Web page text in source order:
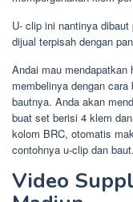
U- clip ini nantinya
dijual terpisah dengan
Andai mau
membelinya dengan
bautnya. Anda akan
buat set berisi 4 klem
kolom BRC, otomatis
contohnya u-clip dan baut.
Video